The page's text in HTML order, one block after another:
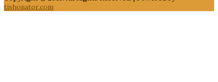
tishonator.com